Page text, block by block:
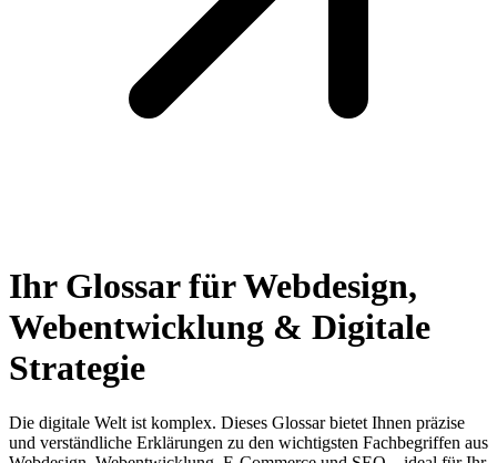
Ihr Glossar für Webdesign,
Webentwicklung & Digitale
Strategie
Die digitale Welt ist komplex. Dieses Glossar bietet Ihnen präzise
und verständliche Erklärungen zu den wichtigsten Fachbegriffen aus